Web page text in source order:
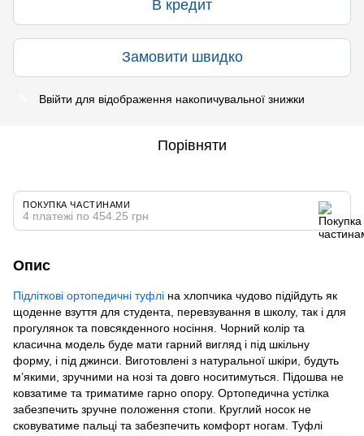
В кредит
Замовити швидко
Ввійти для відображення накопичувальної знижки
Порівняти
ПОКУПКА ЧАСТИНАМИ
4 платежі по 454.25 грн
Опис
Підліткові ортопедичні туфлі на хлопчика чудово підійдуть як
щоденне взуття для студента, перевзування в школу, так і для
прогулянок та повсякденного носіння. Чорний колір та
класична модель буде мати гарний вигляд і під шкільну
форму, і під джинси. Виготовлені з натуральної шкіри, будуть
м’якими, зручними на нозі та довго носитимуться. Підошва не
ковзатиме та триматиме гарно опору. Ортопедична устілка
забезпечить зручне положення стопи. Круглий носок не
сковуватиме пальці та забезпечить комфорт ногам. Туфлі